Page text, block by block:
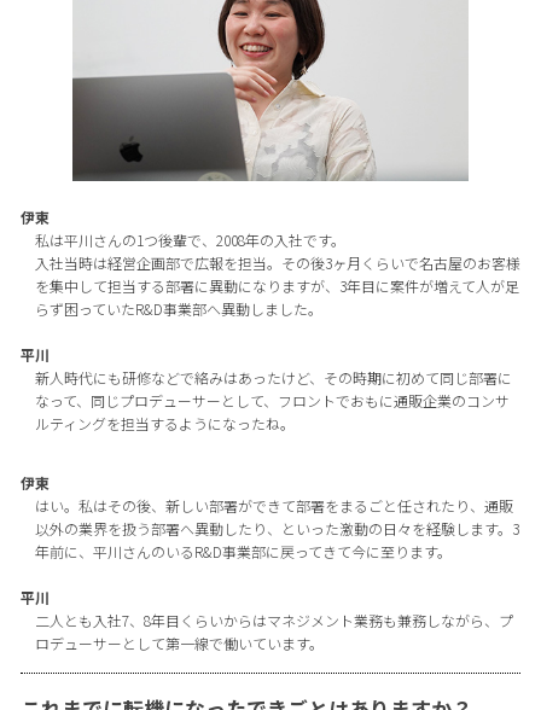
伊東
私は平川さんの1つ後輩で、2008年の入社です。
入社当時は経営企画部で広報を担当。その後3ヶ月くらいで名古屋のお客様
を集中して担当する部署に異動になりますが、3年目に案件が増えて人が足
らず困っていたR&D事業部へ異動しました。
平川
新人時代にも研修などで絡みはあったけど、その時期に初めて同じ部署に
なって、同じプロデューサーとして、フロントでおもに通販企業のコンサ
ルティングを担当するようになったね。
伊東
はい。私はその後、新しい部署ができて部署をまるごと任されたり、通販
以外の業界を扱う部署へ異動したり、といった激動の日々を経験します。3
年前に、平川さんのいるR&D事業部に戻ってきて今に至ります。
平川
二人とも入社7、8年目くらいからはマネジメント業務も兼務しながら、プ
ロデューサーとして第一線で働いています。